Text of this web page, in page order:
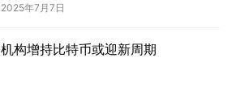
2025年7月7日
机构增持比特币或迎新周期